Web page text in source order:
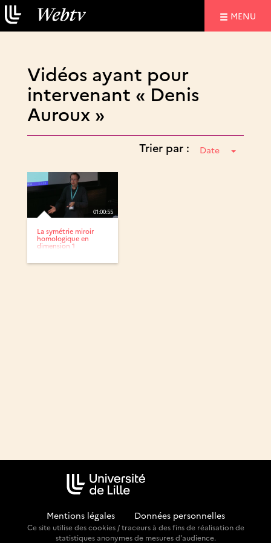
MENU
Vidéos ayant pour
intervenant « Denis
Auroux »
Trier par : Date
01:00:55
La symétrie miroir
homologique en
dimension 1
Mentions légales Données personnelles
Ce site utilise des cookies / traceurs à des fins de réalisation de
statistiques anonymes de mesures d'audience.